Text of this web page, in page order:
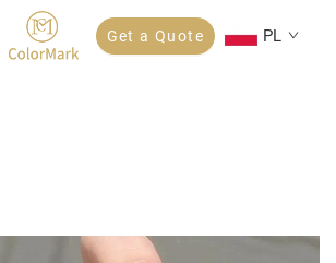
Get a Quote PL